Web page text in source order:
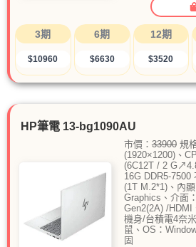
3期
$10960
6期
$6630
12期
$3520
HP筆電 13-bg1090AU
市價： 33900規
(1920×1200)、
(6C12T / 2
16G DDR5-
(1T M.2*1)、內
Graphics、介面
Gen2(2A) /
機身/台積電4奈
鼠、OS：
固